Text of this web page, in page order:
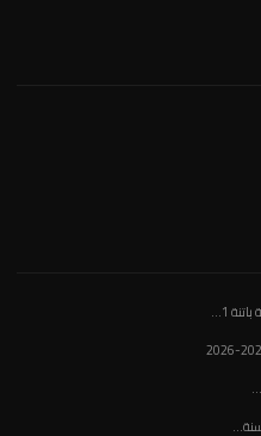
1...